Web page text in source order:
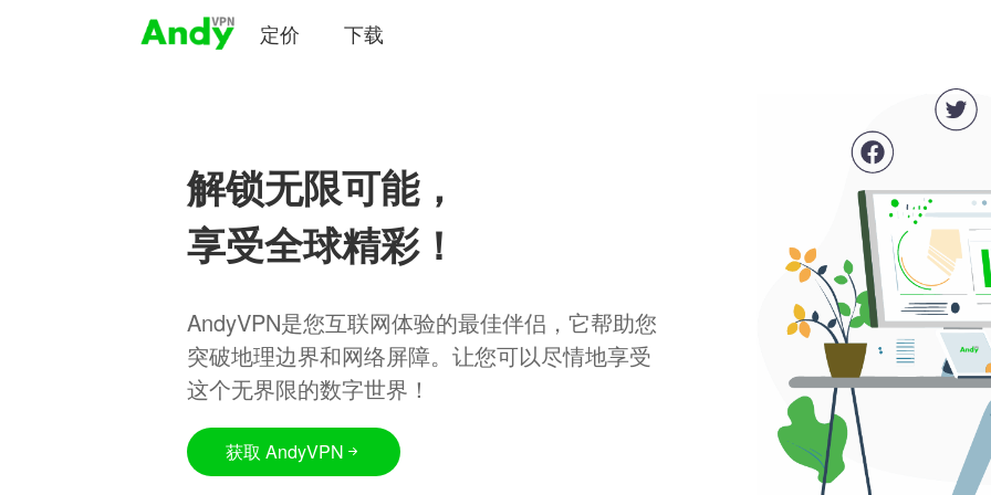
定价 下载
解锁无限可能，
享受全球精彩！
AndyVPN是您互联网体验的最佳伴侣，它帮助您
突破地理边界和网络屏障。让您可以尽情地享受
这个无界限的数字世界！
获取 AndyVPN